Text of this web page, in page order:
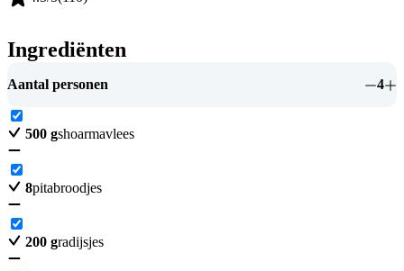
Ingrediënten
Aantal personen 4
500 gshoarmavlees
8pitabroodjes
200 gradijsjes